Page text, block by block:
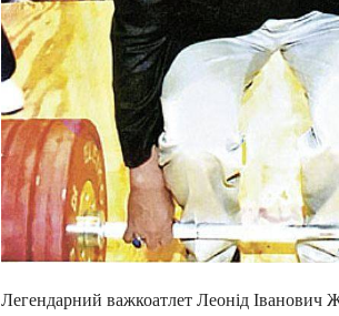
Легендарний важкоатлет Леонід Іванович